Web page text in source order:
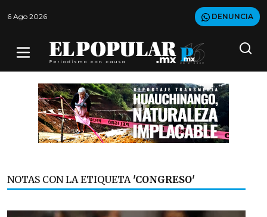
6 Ago 2026 DENUNCIA
NOTAS CON LA ETIQUETA 'CONGRESO'